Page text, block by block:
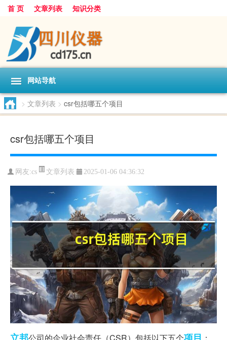
首 页 文章列表 知识分类
网站导航
> 文章列表 > csr包括哪五个项目
csr包括哪五个项目
网友:cs 文章列表 2025-01-06 04:36:32
立邦公司的企业社会责任（CSR）包括以下五个项目 ：